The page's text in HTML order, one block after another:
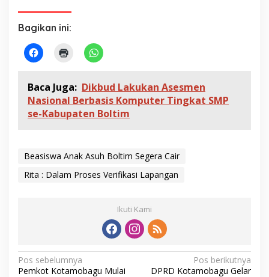
Bagikan ini:
Baca Juga: Dikbud Lakukan Asesmen
Nasional Berbasis Komputer Tingkat SMP
se-Kabupaten Boltim
Beasiswa Anak Asuh Boltim Segera Cair
Rita : Dalam Proses Verifikasi Lapangan
Ikuti Kami
N
Pos sebelumnya
Pemkot Kotamobagu Mulai
Pos berikutnya
DPRD Kotamobagu Gelar